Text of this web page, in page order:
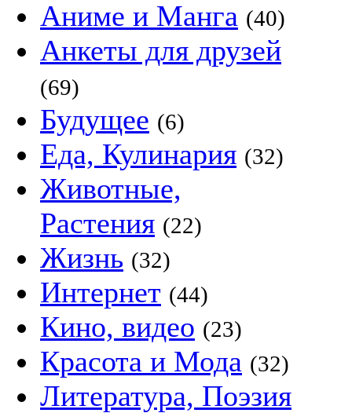
Аниме и Манга (40)
Анкеты для друзей
(69)
Будущее (6)
Еда, Кулинария (32)
Животные,
Растения (22)
Жизнь (32)
Интернет (44)
Кино, видео (23)
Красота и Мода (32)
Литература, Поэзия